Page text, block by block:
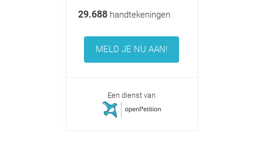
29.688handtekeningen
MELD JE NU AAN!
Een dienst van